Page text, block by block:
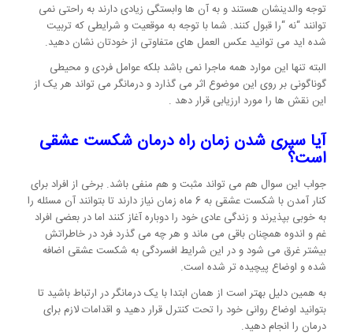
توجه والدینشان هستند و به آن ها وابستگی زیادی دارند به راحتی نمی
توانند “نه “را قبول کنند. شما با توجه به موقعیت و شرایطی که تربیت
شده اید می توانید عکس العمل های متفاوتی از خودتان نشان دهید.
البته تنها این موارد همه ماجرا نمی باشد بلکه عوامل فردی و محیطی
گوناگونی بر روی این موضوع اثر می گذارد و درمانگر می تواند هر یک از
این نقش ها را مورد ارزیابی قرار دهد .
آیا سپری شدن زمان راه درمان شکست عشقی
است؟
جواب این سوال هم می تواند مثبت و هم منفی باشد. برخی از افراد برای
کنار آمدن با شکست عشقی به 6 ماه زمان نیاز دارند تا بتوانند آن مسئله را
به خوبی بپذیرند و زندگی عادی خود را دوباره آغاز کنند اما در بعضی افراد
غم و اندوه همچنان باقی می ماند و هر چه می گذرد فرد در خاطراتش
بیشتر غرق می شود و در این شرایط افسردگی به شکست عشقی اضافه
شده و اوضاع پیچیده تر شده است.
به همین دلیل بهتر است از همان ابتدا با یک درمانگر در ارتباط باشید تا
بتوانید اوضاع روانی خود را تحت کنترل قرار دهید و اقدامات لازم برای
درمان را انجام دهید.